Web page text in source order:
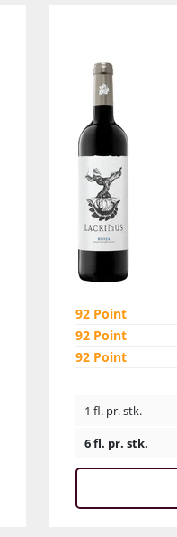
92 Point
92 Point
92 Point
1 fl. pr. stk.
6 fl. pr. stk.